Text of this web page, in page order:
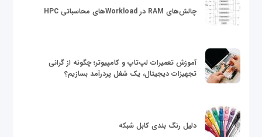
چالش‌های RAM در Workloadهای محاسباتی HPC
آموزش تعمیرات لپ‌تاپ و کامپیوتر؛ چگونه از گرانی
تجهیزات دیجیتال، یک شغل پردرآمد بسازیم؟
دلیل رنگ بندی کابل شبکه